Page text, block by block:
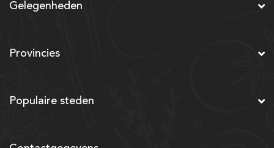
Gelegenheden
Provincies
Populaire steden